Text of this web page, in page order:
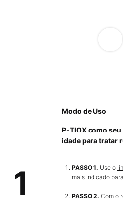
1
Modo de Uso
P-TIOX como
idade para tratar
PASSO 1. Use o
mais indicado
PASSO 2. Com o